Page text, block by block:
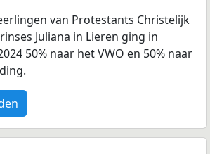
van Protestants Christelijk
Juliana in Lieren ging in
50% naar het VWO en 50% naar